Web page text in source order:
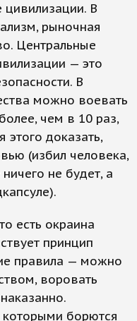
цивилизации. В
рыночная
Центральные
— это
В
можно воевать
чем в 10 раз,
этого доказать,
(избил человека,
не будет, а
есть окраина
принцип
правила — можно
воровать
борются